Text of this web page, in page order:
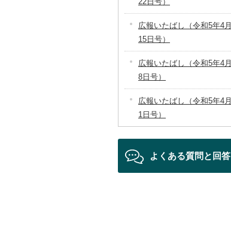
広報いたばし（令和5年4月
15日号）
広報いたばし（令和5年4月
8日号）
広報いたばし（令和5年4月
1日号）
よくある質問と回答